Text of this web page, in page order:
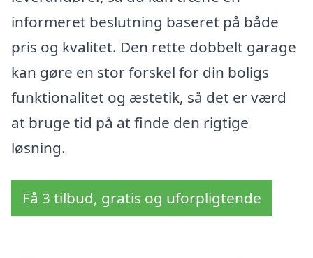
informeret beslutning baseret på både
pris og kvalitet. Den rette dobbelt garage
kan gøre en stor forskel for din boligs
funktionalitet og æstetik, så det er værd
at bruge tid på at finde den rigtige
løsning.
Få 3 tilbud, gratis og uforpligtende